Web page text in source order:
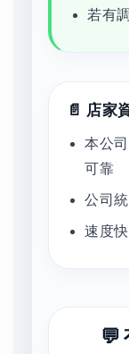
若有
📄 店家
本公
可靠
公司
速度
💬